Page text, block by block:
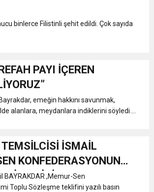
binlerce Filistinli şehit edildi. Çok sayıda
PAYI İÇEREN
emeğin hakkını savunmak,
alanlara, meydanlara indiklerini söyledi....
İSMAİL
KONFEDERASYONUN
AÇIKLADI
,Memur-Sen
Toplu Sözleşme teklifini yazılı basın